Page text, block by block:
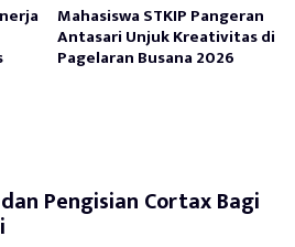
Mahasiswa STKIP Pangeran
Antasari Unjuk Kreativitas di
Pagelaran Busana 2026
Pengisian Cortax Bagi